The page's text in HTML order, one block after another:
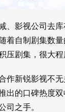
、影视公司去
着自制剧集数
剧集，很大
作新锐影视不
出的口碑热度
司之手。